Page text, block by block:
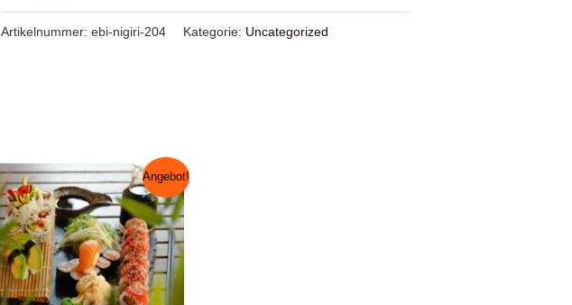
Artikelnummer:ebi-nigiri-204 Kategorie: Uncategorized
Angebot!